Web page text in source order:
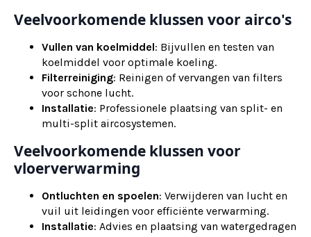
Veelvoorkomende klussen voor airco's
Vullen van koelmiddel: Bijvullen en testen van
koelmiddel voor optimale koeling.
Filterreiniging: Reinigen of vervangen van filters
voor schone lucht.
Installatie: Professionele plaatsing van split- en
multi-split aircosystemen.
Veelvoorkomende klussen voor
vloerverwarming
Ontluchten en spoelen: Verwijderen van lucht en
vuil uit leidingen voor efficiënte verwarming.
Installatie: Advies en plaatsing van watergedragen